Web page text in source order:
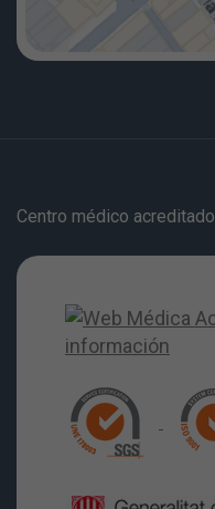
Centro médico acreditado